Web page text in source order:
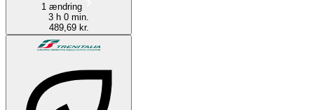
1 ændring
3 h 0 min.
489,69 kr.